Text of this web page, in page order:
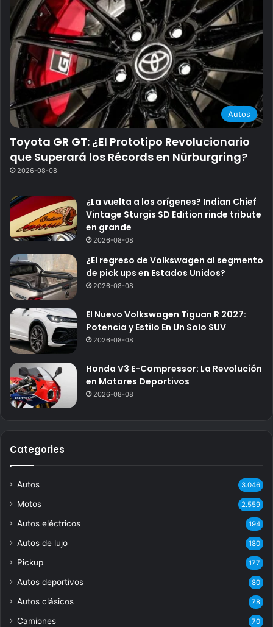
Autos
Toyota GR GT: ¿El Prototipo Revolucionario
que Superará los Récords en Nürburgring?
2026-08-08
¿La vuelta a los orígenes? Indian Chief
Vintage Sturgis SD Edition rinde tribute
en grande
2026-08-08
¿El regreso de Volkswagen al segmento
de pick ups en Estados Unidos?
2026-08-08
El Nuevo Volkswagen Tiguan R 2027:
Potencia y Estilo En Un Solo SUV
2026-08-08
Honda V3 E-Compressor: La Revolución
en Motores Deportivos
2026-08-08
Categories
Autos 3.046
Motos 2.559
Autos eléctricos 194
Autos de lujo 180
Pickup 177
Autos deportivos 80
Autos clásicos 78
Camiones 70